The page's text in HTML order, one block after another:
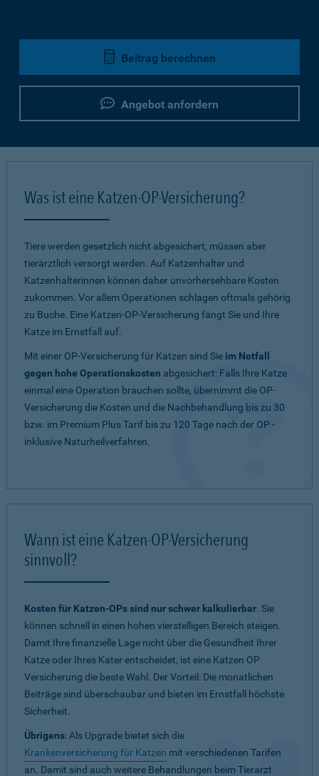
Beitrag berechnen
Angebot anfordern
Was ist eine Katzen-OP-Versicherung?
Tiere werden gesetzlich nicht abgesichert, müssen aber
tierärztlich versorgt werden. Auf Katzenhalter und
Katzenhalterinnen können daher unvorhersehbare Kosten
zukommen. Vor allem Operationen schlagen oftmals gehörig
zu Buche. Eine Katzen-OP-Versicherung fängt Sie und Ihre
Katze im Ernstfall auf.
Mit einer OP-Versicherung für Katzen sind Sie im Notfall
gegen hohe Operationskosten abgesichert: Falls Ihre Katze
einmal eine Operation brauchen sollte, übernimmt die OP-
Versicherung die Kosten und die Nachbehandlung bis zu 30
bzw. im Premium Plus Tarif bis zu 120 Tage nach der OP -
inklusive Naturheilverfahren.
Wann ist eine Katzen-OP-Versicherung
sinnvoll?
Kosten für Katzen-OPs sind nur schwer kalkulierbar. Sie
können schnell in einen hohen vierstelligen Bereich steigen.
Damit Ihre finanzielle Lage nicht über die Gesundheit Ihrer
Katze oder Ihres Kater entscheidet, ist eine Katzen OP
Versicherung die beste Wahl. Der Vorteil: Die monatlichen
Beiträge sind überschaubar und bieten im Ernstfall höchste
Sicherheit.
Übrigens: Als Upgrade bietet sich die
Krankenversicherung für Katzen mit verschiedenen Tarifen
an. Damit sind auch weitere Behandlungen beim Tierarzt